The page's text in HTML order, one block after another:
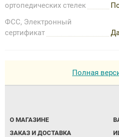
ортопедических стелек
ФСС, Электронный
сертификат
Полная
О МАГАЗИНЕ
ЗАКАЗ И ДОСТАВКА